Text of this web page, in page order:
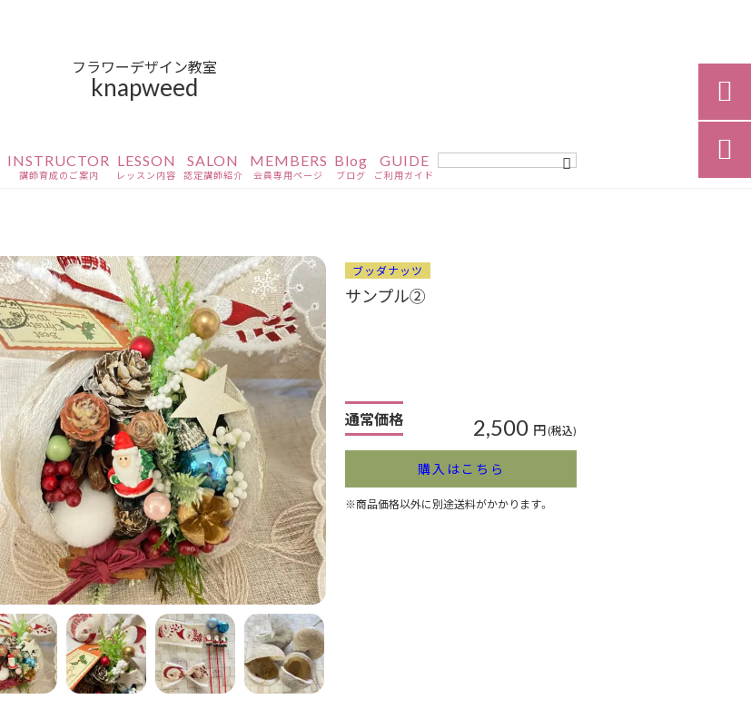
フラワーデザイン教室
knapweed
INSTRUCTOR
講師育成のご案内
LESSON
レッスン内容
SALON
認定講師紹介
MEMBERS
会員専用ページ
Blog
ブログ
GUIDE
ご利用ガイド
ブッダナッツ
サンプル②
通常価格 2,500 円(税込)
購入はこちら
※商品価格以外に別途送料がかかります。

